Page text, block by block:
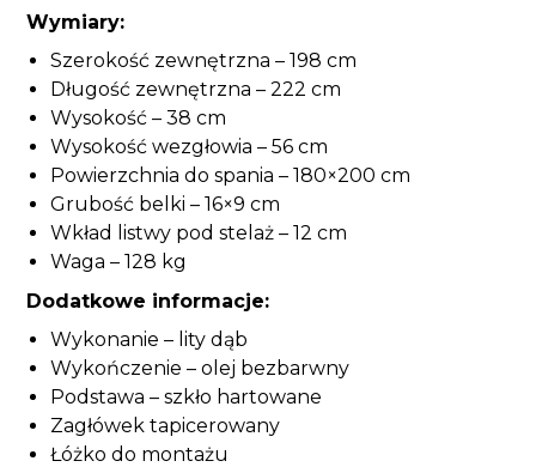
Wymiary:
Szerokość zewnętrzna – 198 cm
Długość zewnętrzna – 222 cm
Wysokość – 38 cm
Wysokość wezgłowia – 56 cm
Powierzchnia do spania – 180×200 cm
Grubość belki – 16×9 cm
Wkład listwy pod stelaż – 12 cm
Waga – 128 kg
Dodatkowe informacje:
Wykonanie – lity dąb
Wykończenie – olej bezbarwny
Podstawa – szkło hartowane
Zagłówek tapicerowany
Łóżko do montażu